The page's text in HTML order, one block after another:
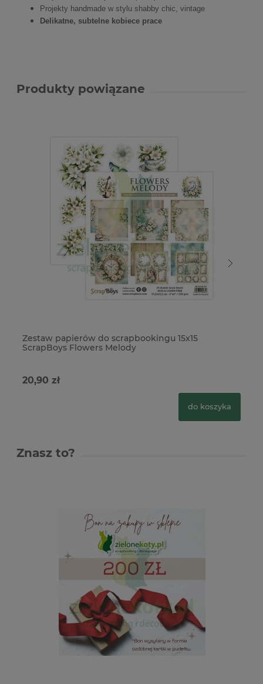
Projekty handmade w stylu shabby chic, vintage
Delikatne, subtelne kobiece prace
Produkty powiązane
Zestaw papierów do scrapbookingu 15x15
ScrapBoys Flowers Melody
20,90 zł
do koszyka
Znasz to?